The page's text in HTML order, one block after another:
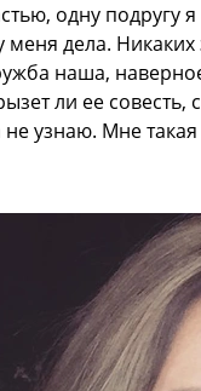
одну подругу
меня дела.
наша,
ли ее
не узнаю. Мне